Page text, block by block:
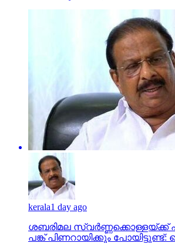
kerala1 day ago
ശബരിമല സ്വര്‍ണ്ണക്കൊള്ളയ്ക്ക്
പങ്ക് പിണറായിക്കും